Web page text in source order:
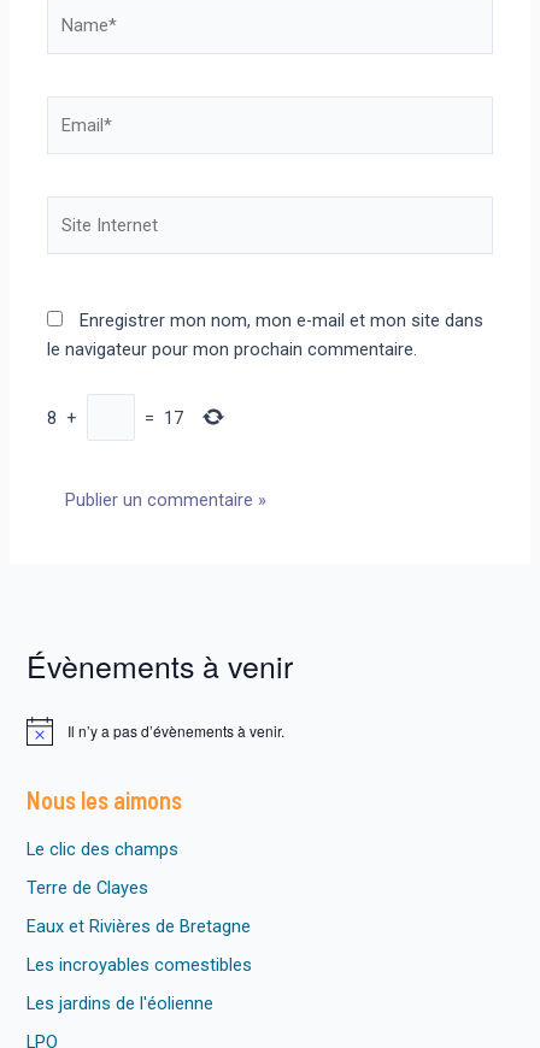
Enregistrer mon nom, mon e-mail et mon site dans
le navigateur pour mon prochain commentaire.
8 + = 17
Évènements à venir
N
i
c
Il n’y a pas d’évènements à venir.
Nous les aimons
Le clic des champs
Terre de Clayes
Eaux et Rivières de Bretagne
Les incroyables comestibles
Les jardins de l'éolienne
LPO